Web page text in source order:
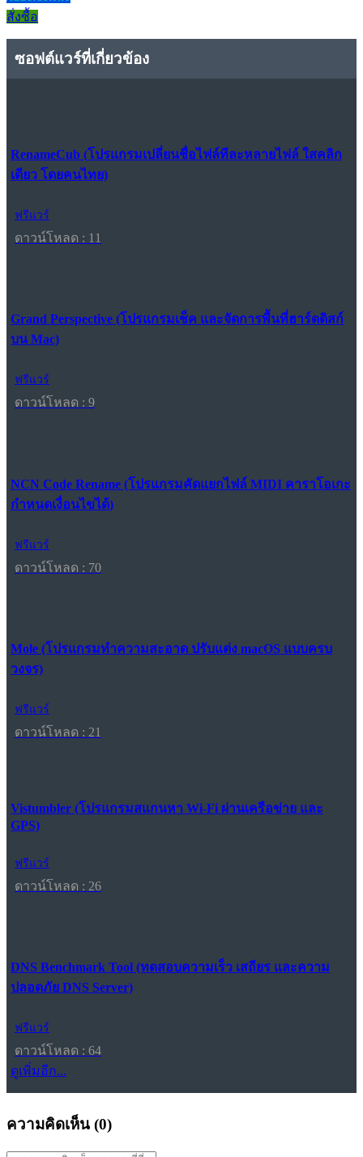
สั่งซื้อ
ซอฟต์แวร์ที่เกี่ยวข้อง
RenameCub (โปรแกรมเปลี่ยนชื่อไฟล์ทีละหลายไฟล์ ใสคลิก
เดียว โดยคนไทย)
ฟรีแวร์
ดาวน์โหลด : 11
Grand Perspective (โปรแกรมเช็ค และจัดการพื้นที่ฮาร์ดดิสก์
บน Mac)
ฟรีแวร์
ดาวน์โหลด : 9
NCN Code Rename (โปรแกรมคัดแยกไฟล์ MIDI คาราโอเกะ
กำหนดเงื่อนไขได้)
ฟรีแวร์
ดาวน์โหลด : 70
Mole (โปรแกรมทำความสะอาด ปรับแต่ง macOS แบบครบ
วงจร)
ฟรีแวร์
ดาวน์โหลด : 21
Vistumbler (โปรแกรมสแกนหา Wi-Fi ผ่านเครือข่าย และ
GPS)
ฟรีแวร์
ดาวน์โหลด : 26
DNS Benchmark Tool (ทดสอบความเร็ว เสถียร และความ
ปลอดภัย DNS Server)
ฟรีแวร์
ดาวน์โหลด : 64
ดูเพิ่มอีก...
ความคิดเห็น (0)